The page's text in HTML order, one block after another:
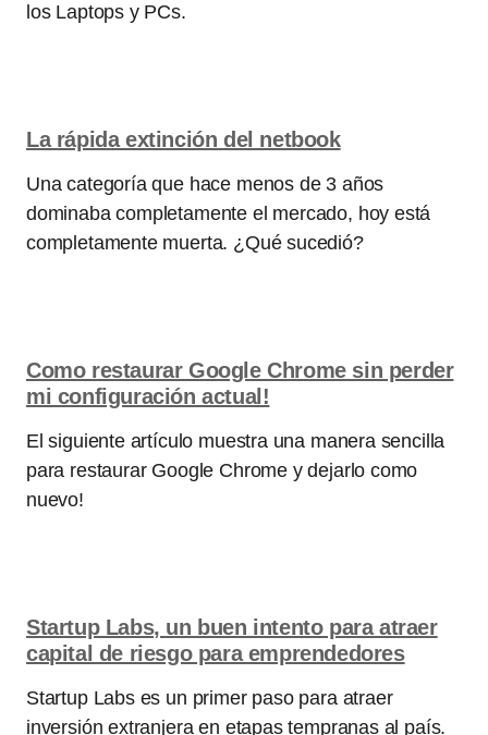
los Laptops y PCs.
La rápida extinción del netbook
Una categoría que hace menos de 3 años
dominaba completamente el mercado, hoy está
completamente muerta. ¿Qué sucedió?
Como restaurar Google Chrome sin perder
mi configuración actual!
El siguiente artículo muestra una manera sencilla
para restaurar Google Chrome y dejarlo como
nuevo!
Startup Labs, un buen intento para atraer
capital de riesgo para emprendedores
Startup Labs es un primer paso para atraer
inversión extranjera en etapas tempranas al país.